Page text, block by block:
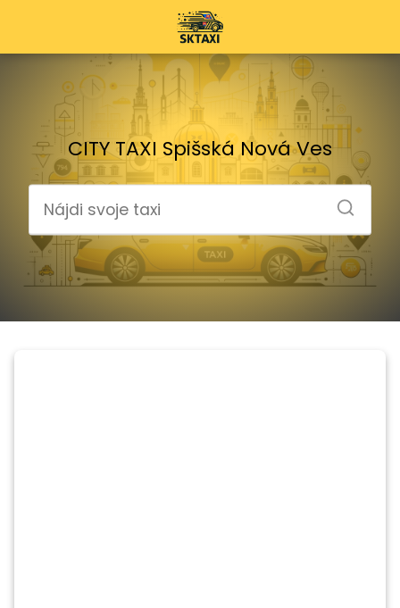
CITY TAXI Spišská Nová Ves